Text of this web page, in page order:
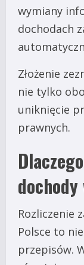
wymiany
dochodach
Złożenie
nie tylko
uniknięcie
prawnych.
Rozliczenie
Polsce to
przepisów.